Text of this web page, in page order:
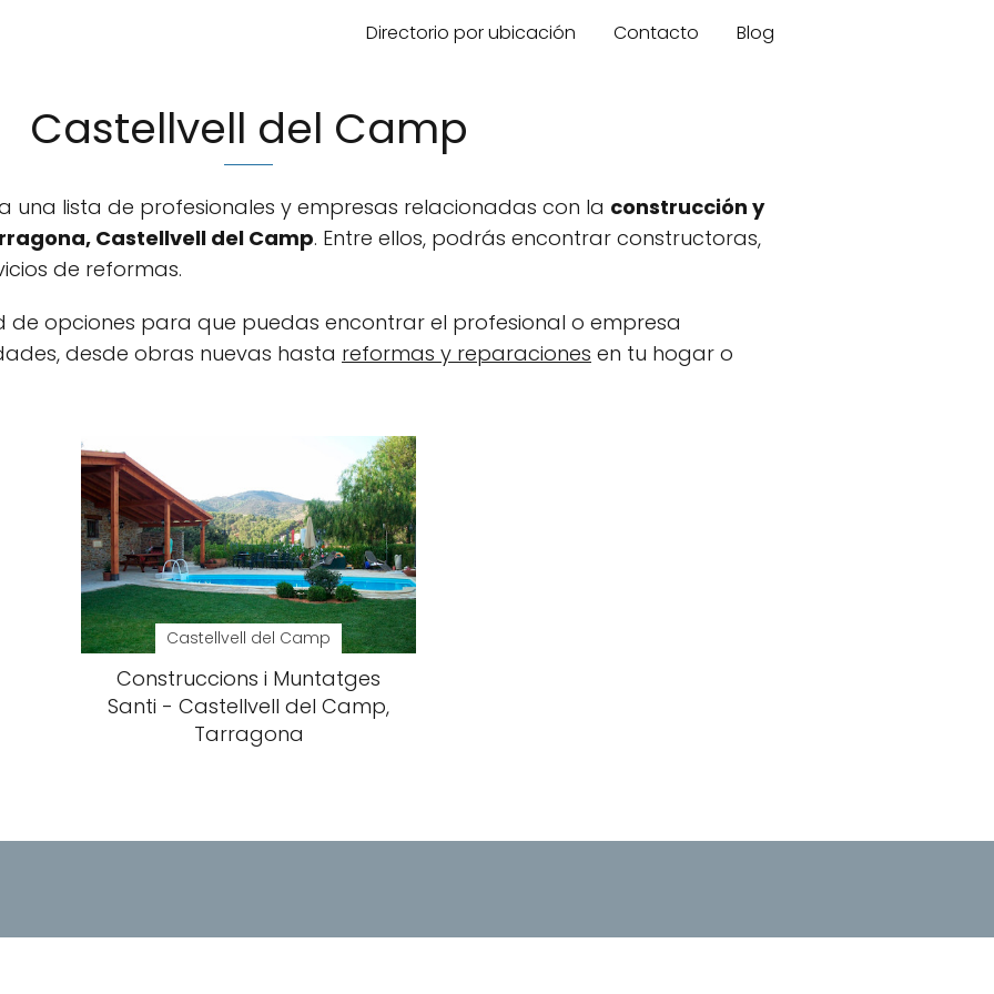
Directorio por ubicación Contacto Blog
Castellvell del Camp
una lista de profesionales y empresas relacionadas con la construcción y
Castellvell del Camp. Entre ellos, podrás encontrar constructoras,
de reformas.
de opciones para que puedas encontrar el profesional o empresa
desde obras nuevas hasta reformas y reparaciones en tu hogar o
Castellvell del Camp
Construccions i Muntatges
Santi - Castellvell del Camp,
Tarragona